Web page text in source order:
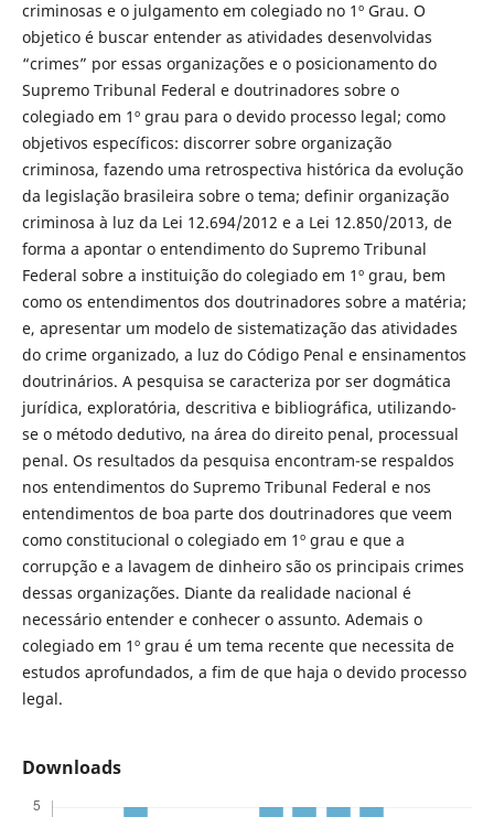
criminosas e o julgamento em colegiado no 1º Grau. O
objetico é buscar entender as atividades desenvolvidas
“crimes” por essas organizações e o posicionamento do
Supremo Tribunal Federal e doutrinadores sobre o
colegiado em 1º grau para o devido processo legal; como
objetivos específicos: discorrer sobre organização
criminosa, fazendo uma retrospectiva histórica da evolução
da legislação brasileira sobre o tema; definir organização
criminosa à luz da Lei 12.694/2012 e a Lei 12.850/2013, de
forma a apontar o entendimento do Supremo Tribunal
Federal sobre a instituição do colegiado em 1º grau, bem
como os entendimentos dos doutrinadores sobre a matéria;
e, apresentar um modelo de sistematização das atividades
do crime organizado, a luz do Código Penal e ensinamentos
doutrinários. A pesquisa se caracteriza por ser dogmática
jurídica, exploratória, descritiva e bibliográfica, utilizando-
se o método dedutivo, na área do direito penal, processual
penal. Os resultados da pesquisa encontram-se respaldos
nos entendimentos do Supremo Tribunal Federal e nos
entendimentos de boa parte dos doutrinadores que veem
como constitucional o colegiado em 1º grau e que a
corrupção e a lavagem de dinheiro são os principais crimes
dessas organizações. Diante da realidade nacional é
necessário entender e conhecer o assunto. Ademais o
colegiado em 1º grau é um tema recente que necessita de
estudos aprofundados, a fim de que haja o devido processo
legal.
Downloads